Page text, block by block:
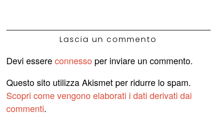
Lascia un commento
Devi essereconnesso per inviare un commento.
Questo sito utilizza Akismet per ridurre lo spam.
Scopri come vengono elaborati i dati derivati dai
commenti.